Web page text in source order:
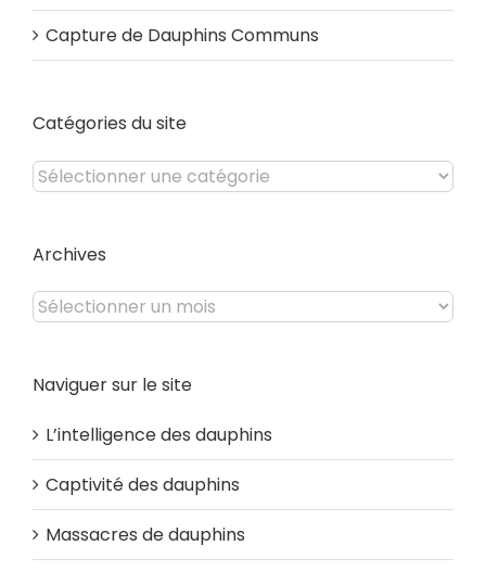
Capture de Dauphins Communs
Catégories du site
Catégories
du
Archives
Archives
Naviguer sur le site
L’intelligence des dauphins
Captivité des dauphins
Massacres de dauphins